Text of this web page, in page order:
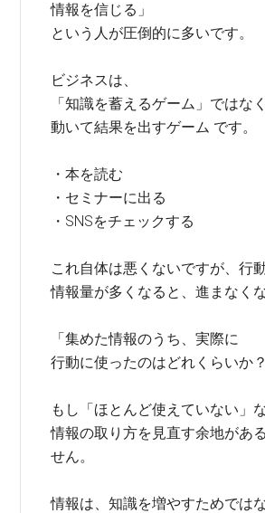
情報を信じる」
という人が圧倒的に多いです。
ビジネスは、
「知識を蓄えるゲーム」ではなく
動いて結果を出すゲーム です。
・本を読む
・セミナーに出る
・SNSをチェックする
これ自体は悪くないですが、行
情報量が多くなると、進まなく
「集めた情報のうち、実際に
行動に使ったのはどれくらいか？
もし「ほとんど使えていない」な
情報の取り方を見直す余地があ
せん。
情報は、知識を増やすためでは